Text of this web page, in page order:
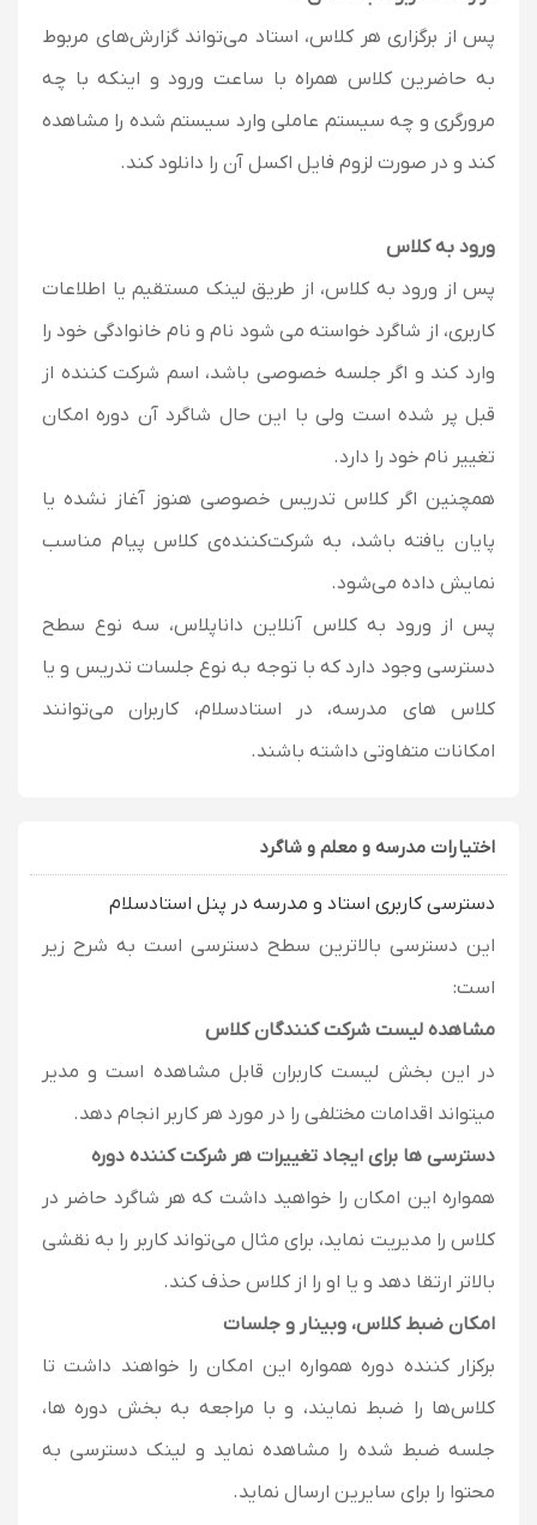
پس از برگزاری هر کلاس، استاد می‌تواند گزارش‌های مربوط
به حاضرین کلاس همراه با ساعت ورود و اینکه با چه
مرورگری و چه سیستم عاملی وارد سیستم شده را مشاهده
کند و در صورت لزوم فایل اکسل آن را دانلود کند.
ورود به کلاس
پس از ورود به کلاس، از طریق لینک مستقیم یا اطلاعات
کاربری، از شاگرد خواسته می شود نام و نام خانوادگی خود را
وارد کند و اگر جلسه خصوصی باشد، اسم شرکت کننده از
قبل پر شده است ولی با این حال شاگرد آن دوره امکان
تغییر نام خود را دارد.
همچنین اگر کلاس تدریس خصوصی هنوز آغاز نشده یا
پایان یافته باشد، به شرکت‌کننده‌ی کلاس پیام مناسب
نمایش داده می‌شود.
پس از ورود به کلاس آنلاین داناپلاس، سه نوع سطح
دسترسی وجود دارد که با توجه به نوع جلسات تدریس و یا
کلاس های مدرسه، در استادسلام، کاربران می‌توانند
امکانات متفاوتی داشته باشند.
اختیارات مدرسه و معلم و شاگرد
دسترسی کاربری استاد و مدرسه در پنل استادسلام
این دسترسی بالاترین سطح دسترسی است به شرح زیر
است:
مشاهده لیست شرکت کنندگان کلاس
در این بخش لیست کاربران قابل مشاهده است و مدیر
میتواند اقدامات مختلفی را در مورد هر کاربر انجام دهد.
دسترسی ها برای ایجاد تغییرات هر شرکت کننده دوره
همواره این امکان را خواهید داشت که هر شاگرد حاضر در
کلاس را مدیریت نماید، برای مثال می‌تواند کاربر را به نقشی
بالاتر ارتقا دهد و یا او را از کلاس حذف کند.
امکان ضبط کلاس، وبینار و جلسات
برکزار کننده دوره همواره این امکان را خواهند داشت تا
کلاس‌ها را ضبط نمایند، و با مراجعه به بخش دوره ها،
جلسه ضبط شده را مشاهده نماید و لینک دسترسی به
محتوا را برای سایرین ارسال نماید.